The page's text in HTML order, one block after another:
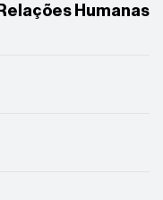
Humanas